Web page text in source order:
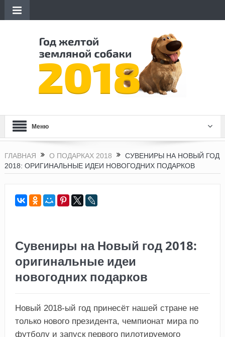
Меню
ГЛАВНАЯ О ПОДАРКАХ 2018
СУВЕНИРЫ НА НОВЫЙ ГОД
2018: ОРИГИНАЛЬНЫЕ ИДЕИ НОВОГОДНИХ ПОДАРКОВ
Сувениры на Новый год 2018:
оригинальные идеи
новогодних подарков
Новый 2018-ый год принесёт нашей стране не
только нового президента, чемпионат мира по
футболу и запуск первого пилотируемого